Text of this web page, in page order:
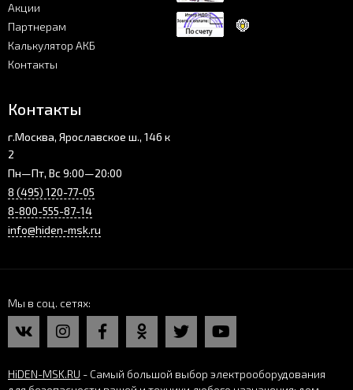
Акции
Партнерам
Калькулятор АКБ
Контакты
Контакты
г.Москва, Ярославское ш., 146 к
2
Пн—Пт, Вс 9:00—20:00
8 (495) 120-77-05
8-800-555-87-14
info@hiden-msk.ru
Мы в соц. сетях
HiDEN-MSK.RU - Самый большой выбор электрооборудования